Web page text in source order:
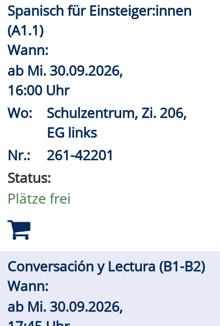
Spanisch für Einsteiger:innen
(A1.1)
Wann:
ab Mi. 30.09.2026,
16:00 Uhr
Wo:
Schulzentrum, Zi. 206,
EG links
Nr.:
261-42201
Status:
Plätze frei
Conversación y Lectura (B1-B2)
Wann:
ab Mi. 30.09.2026,